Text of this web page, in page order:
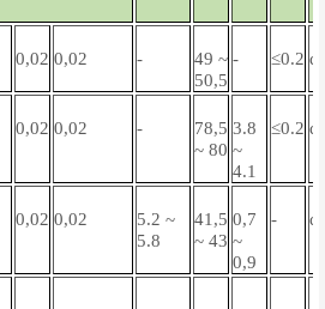
0,02 0,02 -
49 ~
50,5
- ≤0.2
0,02 0,02 -
78,5
~ 80
3.8
~
4.1
≤0.2
0,02 0,02
5.2 ~
5.8
41,5
~ 43
0,7
~
0,9
-